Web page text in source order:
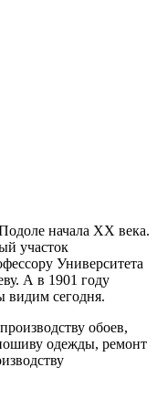
начала XX века.
участок
Университета
А в 1901 году
видим сегодня.
обоев,
одежды, ремонт